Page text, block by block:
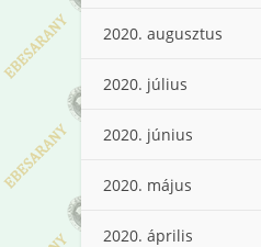
2020. augusztus
2020. július
2020. június
2020. május
2020. április